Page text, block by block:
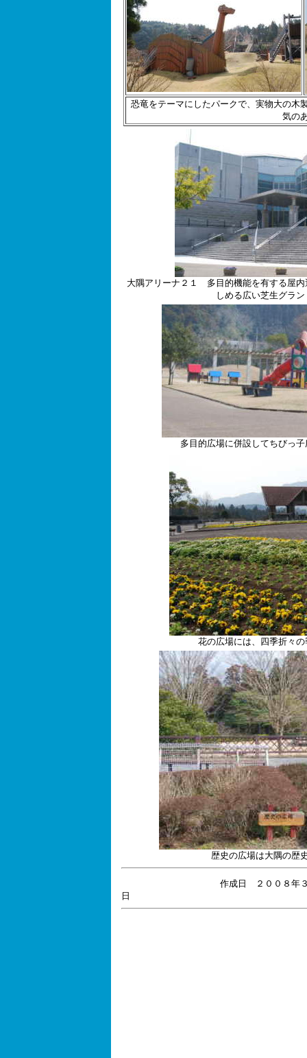
恐竜をテーマにしたパークで、実物大の木
気の
大隅アリーナ２１ 多目的機能を有する屋
しめる広い芝生グラ
多目的広場に併設してちびっ
花の広場には、四季折々
歴史の広場は大隅の歴
作成日 ２００８
日